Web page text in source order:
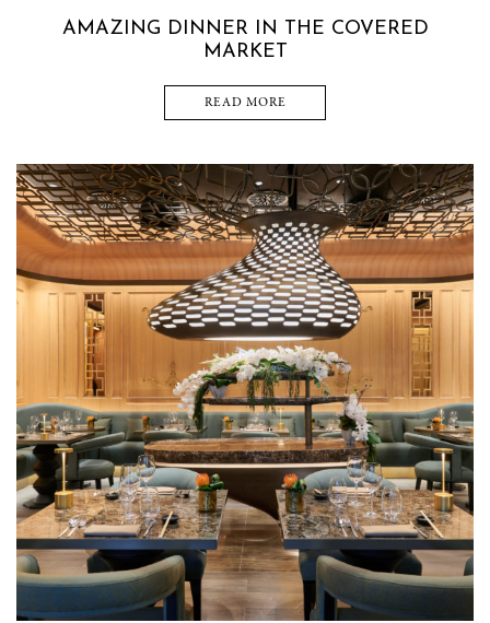
AMAZING DINNER IN THE COVERED
MARKET
READ MORE